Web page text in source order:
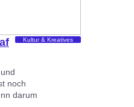
Kultur & Kreatives
noch
darum